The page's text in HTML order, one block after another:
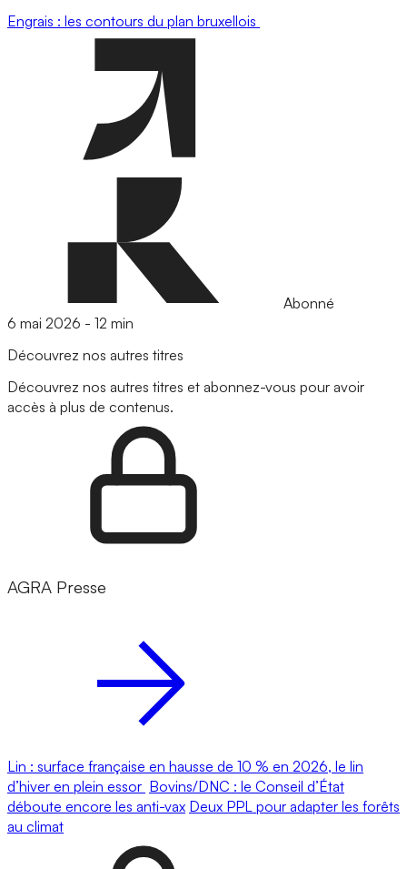
Engrais : les contours du plan bruxellois
Abonné
6 mai 2026 - 12 min
Découvrez nos autres titres
Découvrez nos autres titres et abonnez-vous pour avoir
accès à plus de contenus.
AGRA Presse
Lin : surface française en hausse de 10 % en 2026, le lin
d’hiver en plein essor Bovins/DNC : le Conseil d’État
déboute encore les anti-vax Deux PPL pour adapter les forêts
au climat